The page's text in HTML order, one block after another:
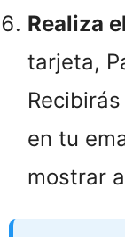
Realiza
tarjeta,
en tu
mostrar